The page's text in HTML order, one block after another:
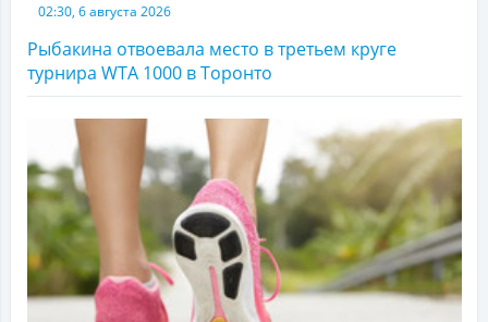
02:30, 6 августа 2026
Рыбакина отвоевала место в третьем круге
турнира WTA 1000 в Торонто